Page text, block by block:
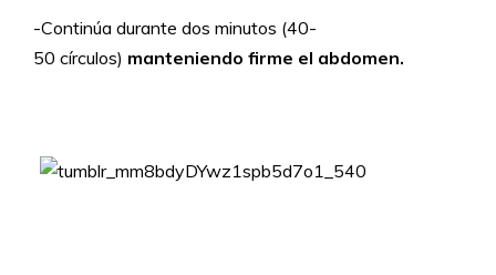
-Continúa durante dos minutos (40-
50 círculos) manteniendo firme el abdomen.